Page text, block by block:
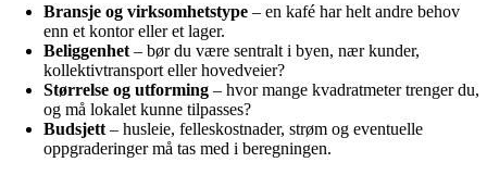
Bransje og virksomhetstype – en kafé har helt andre behov
enn et kontor eller et lager.
Beliggenhet – bør du være sentralt i byen, nær kunder,
kollektivtransport eller hovedveier?
Størrelse og utforming – hvor mange kvadratmeter trenger du,
og må lokalet kunne tilpasses?
Budsjett – husleie, felleskostnader, strøm og eventuelle
oppgraderinger må tas med i beregningen.